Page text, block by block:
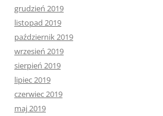
grudzień 2019
listopad 2019
październik 2019
wrzesień 2019
sierpień 2019
lipiec 2019
czerwiec 2019
maj 2019